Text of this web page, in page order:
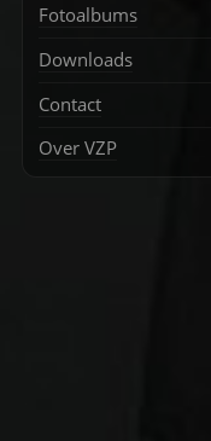
Fotoalbums
Downloads
Contact
Over VZP